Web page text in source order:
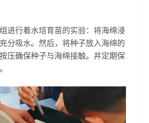
进行着水培育苗的实验：将海绵浸
分吸水。然后，将种子放入海绵的
压确保种子与海绵接触。并定期保